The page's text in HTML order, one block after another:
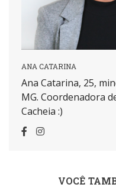
ANA CATARINA
Ana Catarina, 25,
MG. Coordenadora
Cacheia :)
VOCÊ